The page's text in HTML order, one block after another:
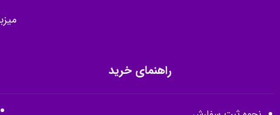
راهنمای خرید